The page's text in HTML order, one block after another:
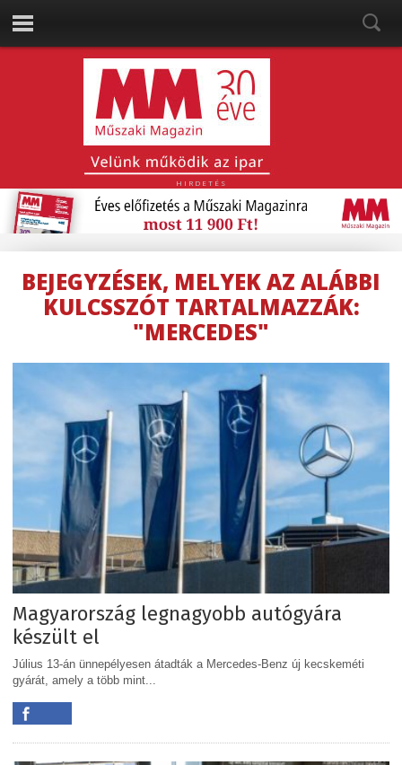
HIRDETÉS
BEJEGYZÉSEK, MELYEK AZ ALÁBBI
KULCSSZÓT TARTALMAZZÁK:
"MERCEDES"
Magyarország legnagyobb autógyára
készült el
Július 13-án ünnepélyesen átadták a Mercedes-Benz új kecskeméti
gyárát, amely a több mint...